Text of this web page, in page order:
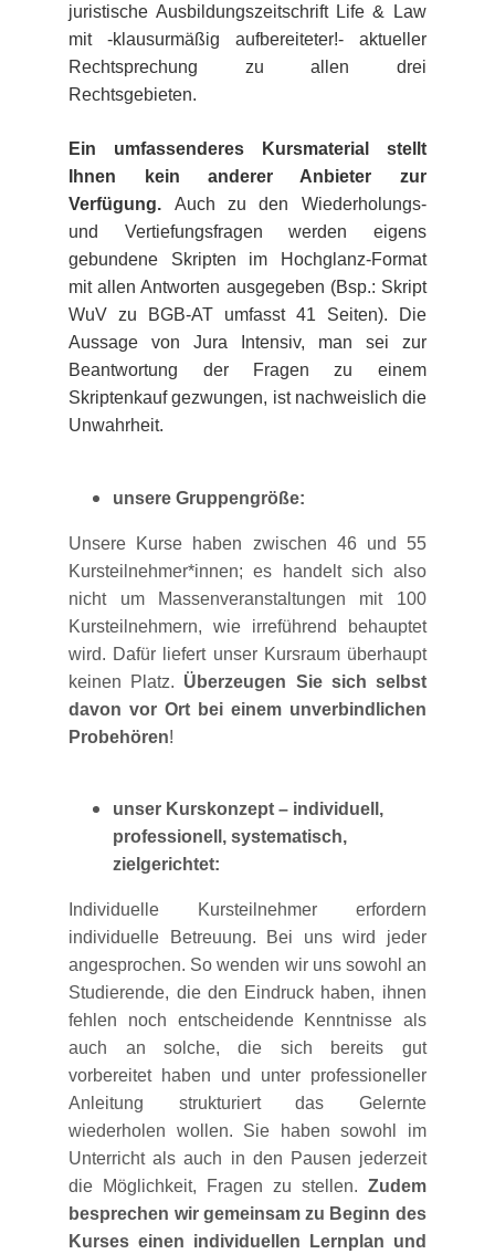
juristische Ausbildungszeitschrift Life & Law
mit -klausurmäßig aufbereiteter!- aktueller
Rechtsprechung zu allen drei
Rechtsgebieten.
Ein umfassenderes Kursmaterial stellt
Ihnen kein anderer Anbieter zur
Verfügung. Auch zu den Wiederholungs-
und Vertiefungsfragen werden eigens
gebundene Skripten im Hochglanz-Format
mit allen Antworten ausgegeben (Bsp.: Skript
WuV zu BGB-AT umfasst 41 Seiten). Die
Aussage von Jura Intensiv, man sei zur
Beantwortung der Fragen zu einem
Skriptenkauf gezwungen, ist nachweislich die
Unwahrheit.
unsere Gruppengröße:
Unsere Kurse haben zwischen 46 und 55
Kursteilnehmer*innen; es handelt sich also
nicht um Massenveranstaltungen mit 100
Kursteilnehmern, wie irreführend behauptet
wird. Dafür liefert unser Kursraum überhaupt
keinen Platz. Überzeugen Sie sich selbst
davon vor Ort beieinem unverbindlichen
Probehören!
unser Kurskonzept – individuell,
professionell, systematisch,
zielgerichtet:
Individuelle Kursteilnehmer erfordern
individuelle Betreuung. Bei uns wird jeder
angesprochen. So wenden wir uns sowohl an
Studierende, die den Eindruck haben, ihnen
fehlen noch entscheidende Kenntnisse als
auch an solche, die sich bereits gut
vorbereitet haben und unter professioneller
Anleitung strukturiert das Gelernte
wiederholen wollen. Sie haben sowohl im
Unterricht als auch in den Pausen jederzeit
die Möglichkeit, Fragen zu stellen. Zudem
besprechen wir gemeinsam zu Beginn des
Kurses einen individuellen Lernplan und